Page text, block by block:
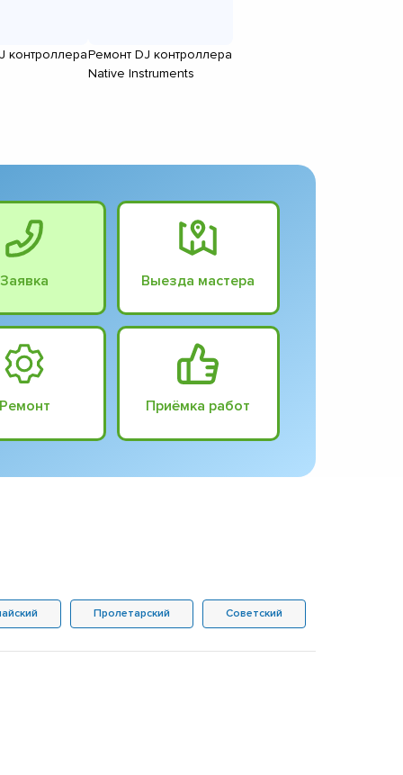
контроллераРемонт DJ контроллера
Native Instruments
Заявка Выезда мастера
Приёмка работ
Пролетарский Советский